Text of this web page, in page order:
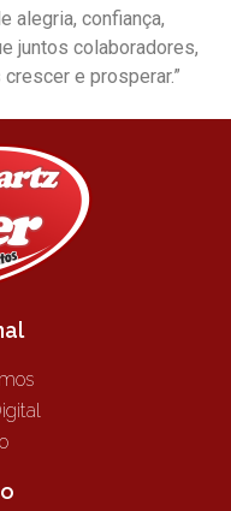
alegria, confiança,
juntos colaboradores,
e prosperar.”